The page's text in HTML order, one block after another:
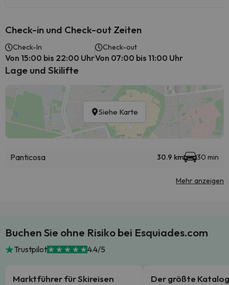
Check-in und Check-out Zeiten
Check-In
Von 15:00 bis 22:00 Uhr
Check-out
Von 07:00 bis 11:00 Uhr
Lage und Skilifte
Siehe Karte
Panticosa 30.9 km 30 min
Mehr anzeigen
Buchen Sie ohne Risiko bei Esquiades.com
Trustpilot 4.4/5
Marktführer für Skireisen Der größte Katalog